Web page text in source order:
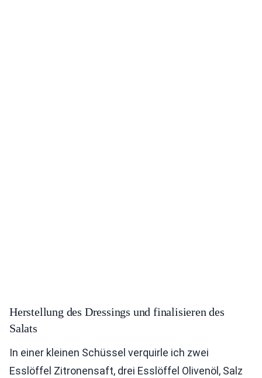
Herstellung des Dressings und finalisieren des
Salats
In einer kleinen Schüssel verquirle ich zwei
Esslöffel Zitronensaft, drei Esslöffel Olivenöl, Salz